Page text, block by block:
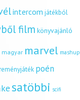
intercom játékból
film könyvajánló
magyar marvel mashup
poén
satöbbi scifi